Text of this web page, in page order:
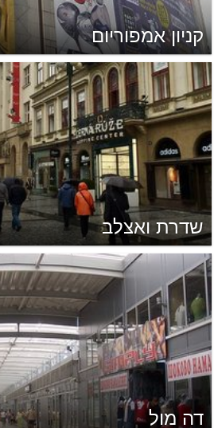
קניון אמפוריום
שדרת ואצלב
דה מול